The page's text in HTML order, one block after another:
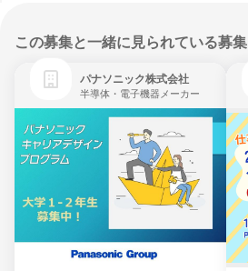
この募集と一緒に見られている募集
パナソニック株式会社
半導体・電子機器メーカー